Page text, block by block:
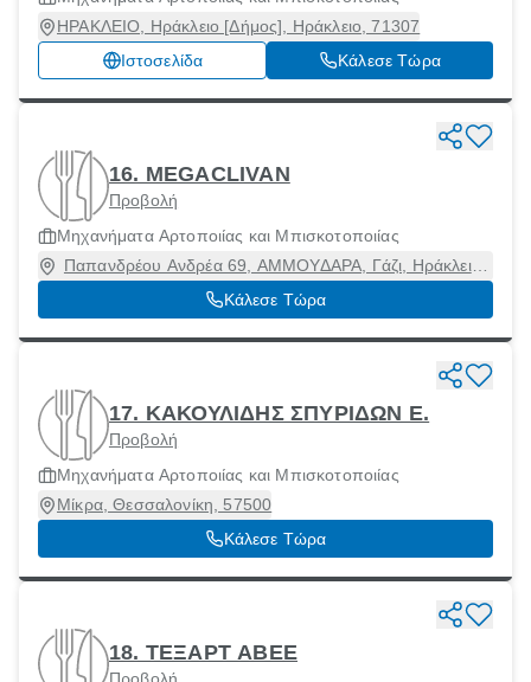
ΗΡΑΚΛΕΙΟ, Ηράκλειο [Δήμος], Ηράκλειο, 71307
Ιστοσελίδα
Κάλεσε Τώρα
16. MEGACLIVAN
Προβολή
Μηχανήματα Αρτοποιίας και Μπισκοτοποιίας
Παπανδρέου Ανδρέα 69, ΑΜΜΟΥΔΑΡΑ, Γάζι, Ηράκλειο,
71414
Κάλεσε Τώρα
17. ΚΑΚΟΥΛΙΔΗΣ ΣΠΥΡΙΔΩΝ Ε.
Προβολή
Μηχανήματα Αρτοποιίας και Μπισκοτοποιίας
Μίκρα, Θεσσαλονίκη, 57500
Κάλεσε Τώρα
18. ΤΕΞΑΡΤ ΑΒΕΕ
Προβολή